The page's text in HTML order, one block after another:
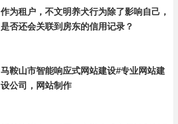
作为租户，不文明养犬行为除了影响自己，
是否还会关联到房东的信用记录？
马鞍山市智能响应式网站建设#专业网站建
设公司，网站制作